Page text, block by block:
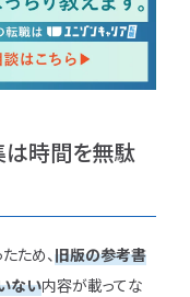
時間を無駄
ため、旧版の参考書
ない内容が載ってな